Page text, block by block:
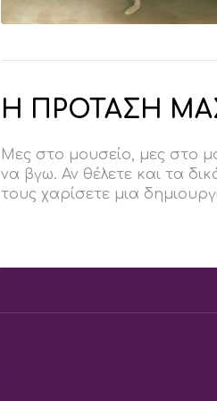
Η ΠΡΟΤΑΣΗ
Μες στο μουσείο, μες στο
να βγω. Αν θέλετε και τα
τους χαρίσετε μια